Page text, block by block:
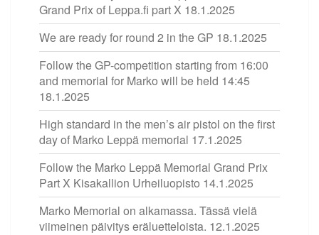
Grand Prix of Leppa.fi part X 18.1.2025
We are ready for round 2 in the GP 18.1.2025
Follow the GP-competition starting from 16:00
and memorial for Marko will be held 14:45
18.1.2025
High standard in the men’s air pistol on the first
day of Marko Leppä memorial 17.1.2025
Follow the Marko Leppä Memorial Grand Prix
Part X Kisakallion Urheiluopisto 14.1.2025
Marko Memorial on alkamassa. Tässä vielä
viimeinen päivitys eräluetteloista. 12.1.2025